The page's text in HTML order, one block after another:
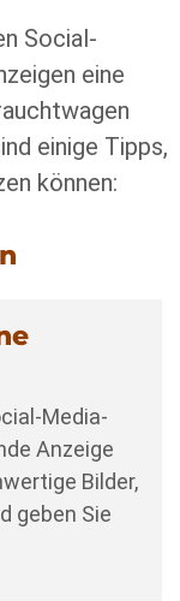
Social-
eine
einige Tipps,
können:
Media-
Anzeige
Bilder,
geben Sie